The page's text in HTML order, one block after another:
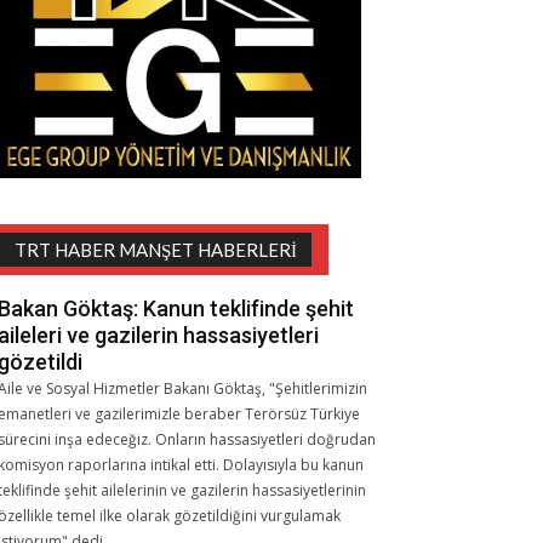
TRT HABER MANŞET HABERLERI
Göktaş: Kanun teklifinde şehit
ve gazilerin hassasiyetleri
ve Sosyal Hizmetler Bakanı Göktaş, "Şehitlerimizin
ve gazilerimizle beraber Terörsüz Türkiye
inşa edeceğiz. Onların hassasiyetleri doğrudan
raporlarına intikal etti. Dolayısıyla bu kanun
şehit ailelerinin ve gazilerin hassasiyetlerinin
temel ilke olarak gözetildiğini vurgulamak